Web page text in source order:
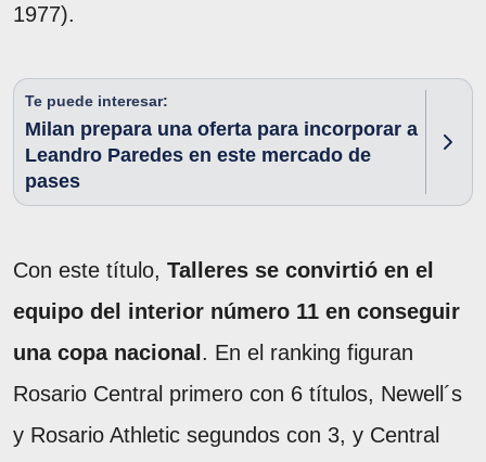
1977).
Te puede interesar:
Milan prepara una oferta para incorporar a
Leandro Paredes en este mercado de
pases
Con este título, Talleres se convirtió en el
equipo del interior número 11 en conseguir
una copa nacional . En el ranking figuran
Rosario Central primero con 6 títulos, Newell´s
y Rosario Athletic segundos con 3, y Central